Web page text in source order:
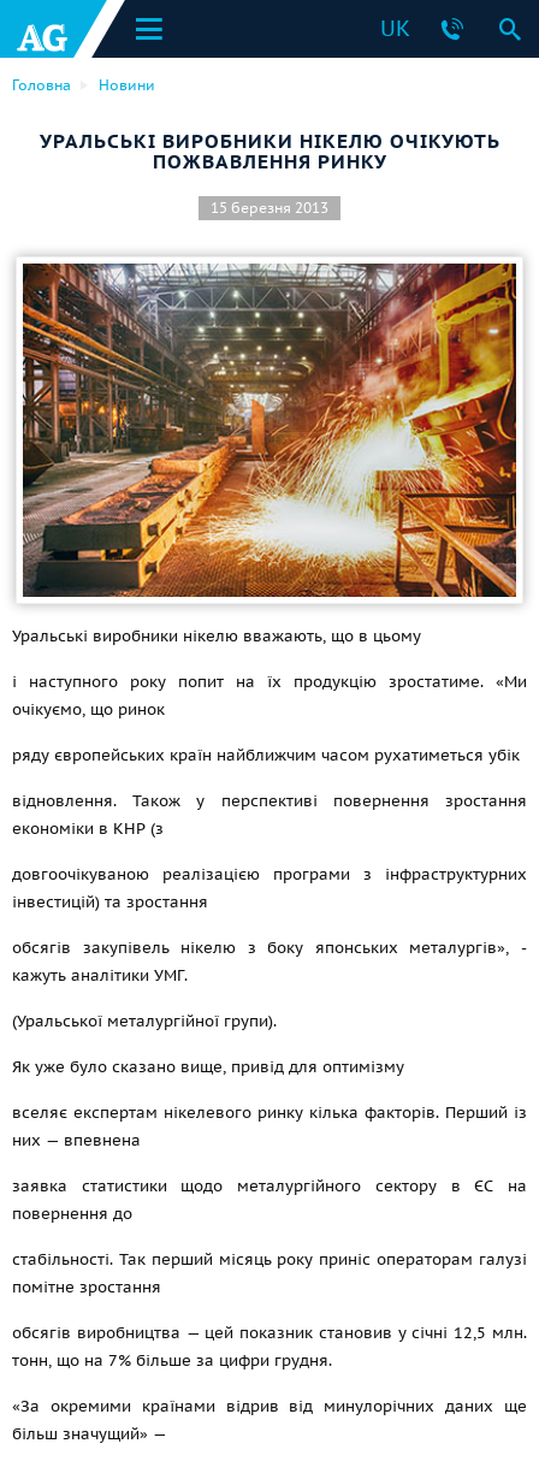
UK
Головна Новини
УРАЛЬСЬКІ ВИРОБНИКИ НІКЕЛЮ ОЧІКУЮТЬ
ПОЖВАВЛЕННЯ РИНКУ
15 березня 2013
Уральські виробники нікелю вважають, що в цьому
і наступного року попит на їх продукцію зростатиме. «Ми
очікуємо, що ринок
ряду європейських країн найближчим часом рухатиметься убік
відновлення. Також у перспективі повернення зростання
економіки в КНР (з
довгоочікуваною реалізацією програми з інфраструктурних
інвестицій) та зростання
обсягів закупівель нікелю з боку японських металургів», -
кажуть аналітики УМГ.
(Уральської металургійної групи).
Як уже було сказано вище, привід для оптимізму
вселяє експертам нікелевого ринку кілька факторів. Перший із
них — впевнена
заявка статистики щодо металургійного сектору в ЄС на
повернення до
стабільності. Так перший місяць року приніс операторам галузі
помітне зростання
обсягів виробництва — цей показник становив у січні 12,5 млн.
тонн, що на 7% більше за цифри грудня.
«За окремими країнами відрив від минулорічних даних ще
більш значущий» —